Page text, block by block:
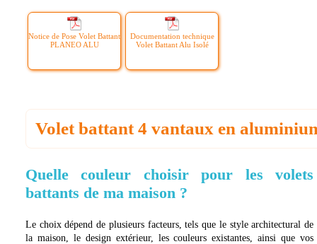
Notice de Pose Volet Battant
PLANEO ALU
Documentation technique
Volet Battant Alu Isolé
Volet battant 4 vantaux en
Quelle couleur choisir pour les volets
battants de ma maison ?
Le choix dépend de plusieurs facteurs, tels que le style architectural de
la maison, le design extérieur, les couleurs existantes, ainsi que vos